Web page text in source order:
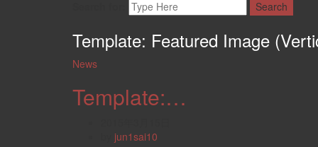
Search
Template: Featured Image
News
Template:…
jun1sai10